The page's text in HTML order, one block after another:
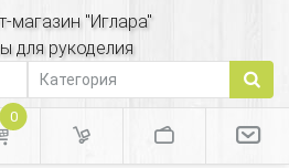
магазин "Иглара"
для рукоделия
0